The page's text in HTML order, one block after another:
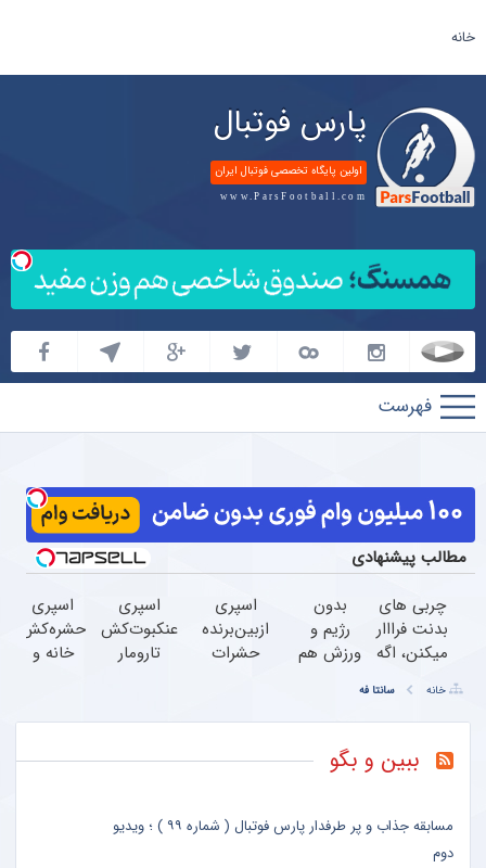
خانه
پارس فوتبال
اولین پایگاه تخصصی فوتبال ایران
www.ParsFootball.com
پارس
فوتبال
مطالب پیشنهادی
چربی های
بدنت فرااار
میکنن، اگه
نوشیدنی
گیاهی رو
بخوری(لینک
خرید)
بدون
رژیم و
ورزش هم
لاغر شد!با
پودر
جلبک
اسپیرولینا
اسپری
ازبین‌برنده
حشرات
پیشرفته،
اسپری
عنکبوت‌‌کش
تارومار
عنکبوت
اسپری
حشره‌کش
خانه و
نابودکننده
خانه سانتا فه
ببین و بگو
مسابقه جذاب و پر طرفدار پارس فوتبال ( شماره ۹۹ ) ؛ ویدیو
دوم